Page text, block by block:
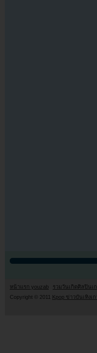
หน้าแรก youzab รวมวันเกิดศิลปินเ
Copyright © 2011 Kpop ข่าวบันเทิง